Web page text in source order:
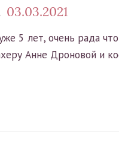
03.03.2021
5 лет, очень рада
Анне Дроновой и